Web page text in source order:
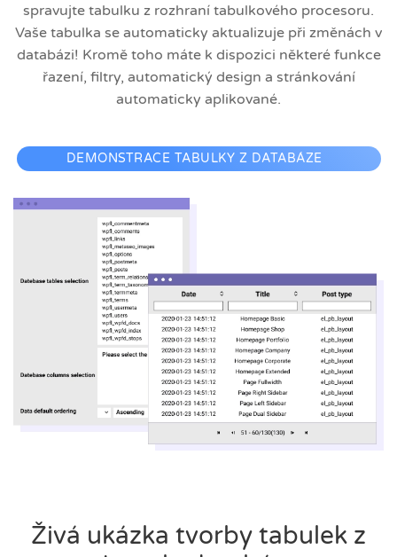
spravujte tabulku z rozhraní tabulkového procesoru.
Vaše tabulka se automaticky aktualizuje při změnách v
databázi! Kromě toho máte k dispozici některé funkce
řazení, filtry, automatický design a stránkování
automaticky aplikované.
DEMONSTRACE TABULKY Z DATABÁZE
Živá ukázka tvorby tabulek z